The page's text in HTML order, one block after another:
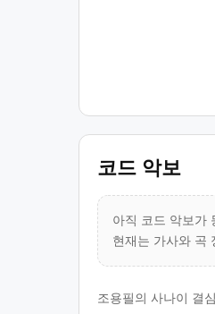
코드 악보
아직 코드 악보가
현재는 가사와 곡
조용필의 사나이 결